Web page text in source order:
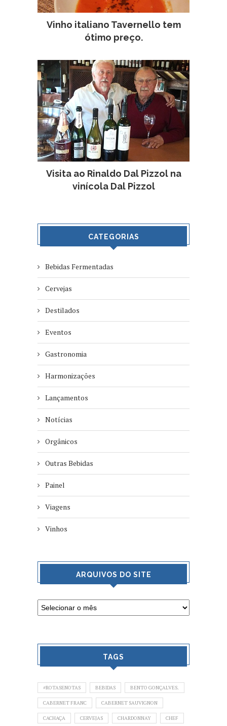
Vinho italiano Tavernello tem
ótimo preço.
Visita ao Rinaldo Dal Pizzol na
vinícola Dal Pizzol
CATEGORIAS
Bebidas Fermentadas
Cervejas
Destilados
Eventos
Gastronomia
Harmonizações
Lançamentos
Notícias
Orgânicos
Outras Bebidas
Painel
Viagens
Vinhos
ARQUIVOS DO SITE
TAGS
#ROTASENOTAS BEBIDAS BENTO GONÇALVES.
CABERNET FRANC CABERNET SAUVIGNON
CACHAÇA CERVEJAS CHARDONNAY CHEF